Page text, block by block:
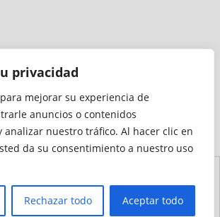
privacidad
mejorar su experiencia de
anuncios o contenidos
analizar nuestro tráfico. Al hacer clic en
da su consentimiento a nuestro uso
Rechazar todo Aceptar todo
auditado por
Sitio
Cookies
Privacidad